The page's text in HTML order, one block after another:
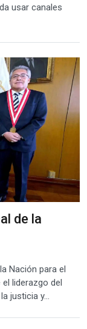
usar canales
de la
Nación para el
liderazgo del
justicia y...